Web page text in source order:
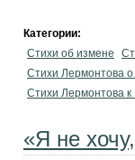
Категории:
Стихи об измене
Стихи Лермонтова
Стихи Лермонтова
«Я не